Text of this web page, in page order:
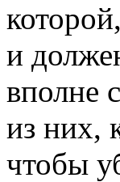
и
вполне
из них,
чтобы